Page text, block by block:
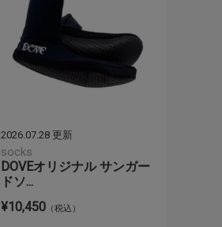
2026.07.28 更新
socks
DOVEオリジナル サンガー
ドソ...
¥10,450 （税込）